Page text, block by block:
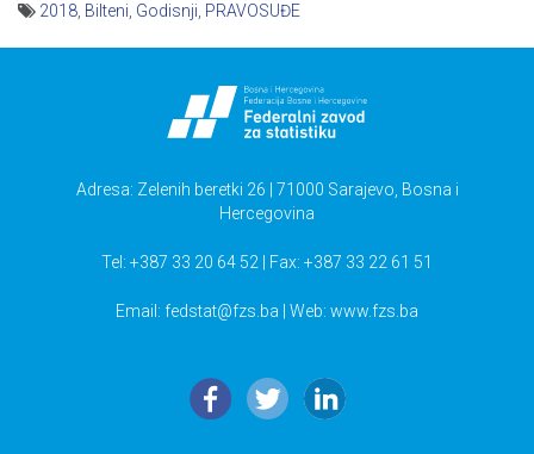
2018 Bilteni Godisnji PRAVOSUĐE
Adresa: Zelenih beretki 26 | 71000 Sarajevo, Bosna i
Hercegovina
Tel: +387 33 20 64 52 | Fax: +387 33 22 61 51
Email: fedstat@fzs.ba | Web: www.fzs.ba